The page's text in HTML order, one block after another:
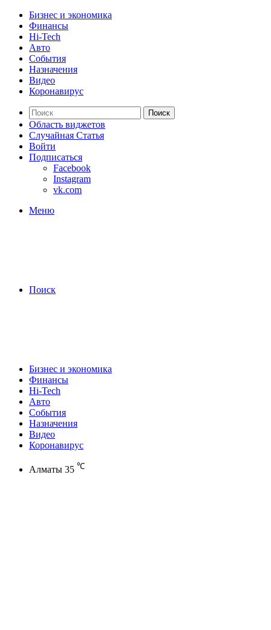
Бизнес и экономика
Финансы
Hi-Tech
Авто
События
Назначения
Видео
Коронавирус
Поиск
Область виджетов
Случайная Статья
Войти
Подписаться
Facebook
Instagram
vk.com
Меню
Поиск
Бизнес и экономика
Финансы
Hi-Tech
Авто
События
Назначения
Видео
Коронавирус
Алматы 35 ℃